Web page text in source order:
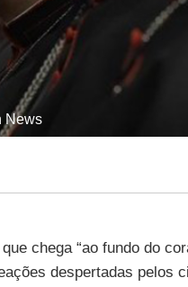
News
chega “ao fundo do
despertadas pelos